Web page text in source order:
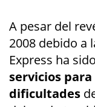
A pesar del
2008 debido a
Express ha sido
servicios
dificultades